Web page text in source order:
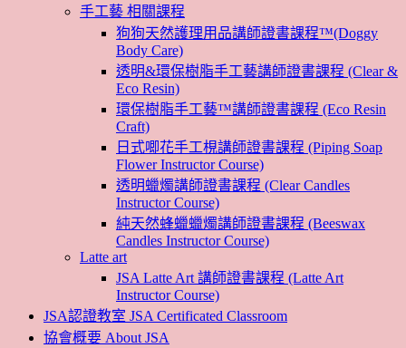
手工藝 相關課程
狗狗天然護理用品講師證書課程™(Doggy
Body Care)
透明&環保樹脂手工藝講師證書課程 (Clear &
Eco Resin)
環保樹脂手工藝™講師證書課程 (Eco Resin
Craft)
日式唧花手工梘講師證書課程 (Piping Soap
Flower Instructor Course)
透明蠟燭講師證書課程 (Clear Candles
Instructor Course)
純天然蜂蠟蠟燭講師證書課程 (Beeswax
Candles Instructor Course)
Latte art
JSA Latte Art 講師證書課程 (Latte Art
Instructor Course)
JSA認證教室 JSA Certificated Classroom
協會概要 About JSA